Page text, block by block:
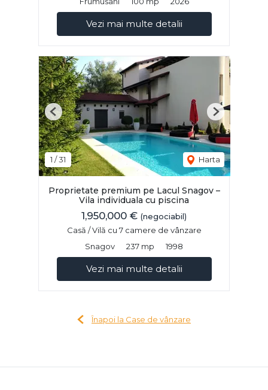
Vezi mai multe detalii
1 /31 Harta
Previous Next
Proprietate premium pe Lacul Snagov –
Vila individuala cu piscina
1,950,000 € (negociabil)
Casă / Vilă cu 7 camere de vânzare
Snagov
237 mp 1998
Vezi mai multe detalii
Înapoi la Case de vânzare